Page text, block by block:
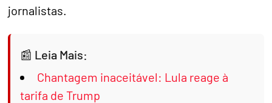
jornalistas.
Leia Mais:
Chantagem inaceitável: Lula reage à
tarifa de Trump